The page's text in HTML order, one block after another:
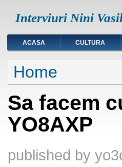
Interviuri Nini
ACASA CULTURA
You are here
Home
Sa facem
YO8AXP
published by